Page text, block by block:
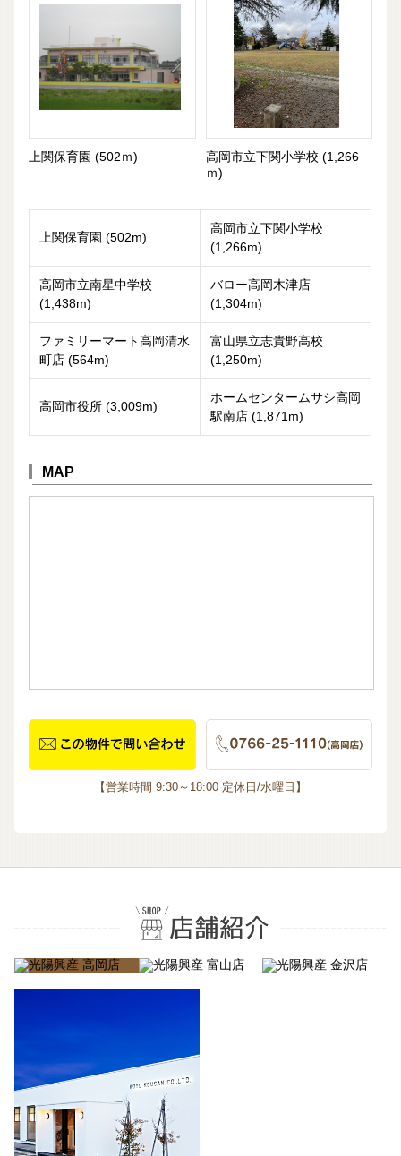
上関保育園 (502ｍ)
高岡市立下関小学校 (1,266
ｍ)
上関保育園 (502m)
高岡市立下関小学校
(1,266m)
高岡市立南星中学校
(1,438m)
バロー高岡木津店
(1,304m)
ファミリーマート高岡清水
町店 (564m)
富山県立志貴野高校
(1,250m)
高岡市役所 (3,009m)
ホームセンタームサシ高岡
駅南店 (1,871m)
MAP
【営業時間 9:30～18:00 定休日/水曜日】